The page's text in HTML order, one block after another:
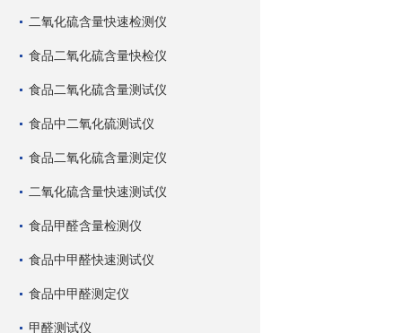
二氧化硫含量快速检测仪
食品二氧化硫含量快检仪
食品二氧化硫含量测试仪
食品中二氧化硫测试仪
食品二氧化硫含量测定仪
二氧化硫含量快速测试仪
食品甲醛含量检测仪
食品中甲醛快速测试仪
食品中甲醛测定仪
甲醛测试仪